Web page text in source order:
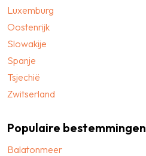
Luxemburg
Oostenrijk
Slowakije
Spanje
Tsjechië
Zwitserland
Populaire bestemmingen
Balatonmeer